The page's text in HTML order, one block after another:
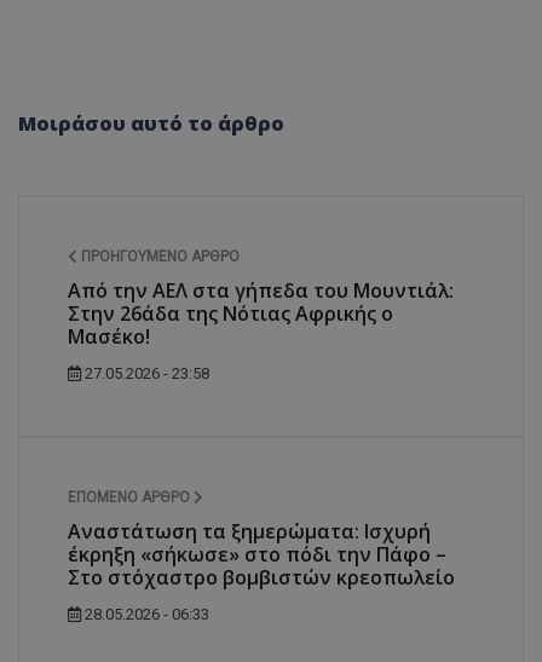
Μοιράσου αυτό το άρθρο
ΠΡΟΗΓΟΎΜΕΝΟ ΆΡΘΡΟ
Από την ΑΕΛ στα γήπεδα του Μουντιάλ:
Στην 26άδα της Νότιας Αφρικής ο
Μασέκο!
27.05.2026 - 23:58
ΕΠΌΜΕΝΟ ΆΡΘΡΟ
Αναστάτωση τα ξημερώματα: Ισχυρή
έκρηξη «σήκωσε» στο πόδι την Πάφο –
Στο στόχαστρο βομβιστών κρεοπωλείο
28.05.2026 - 06:33